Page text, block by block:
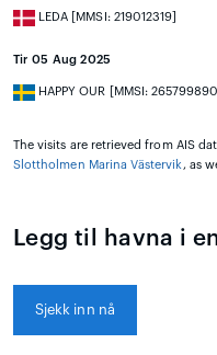
LEDA [MMSI: 219012319]
Tir 05 Aug 2025
HAPPY OUR [MMSI: 265799890]
The visits are retrieved from AIS
Slottholmen Marina Västervik, as
Legg til havna i
Sjekk inn nå